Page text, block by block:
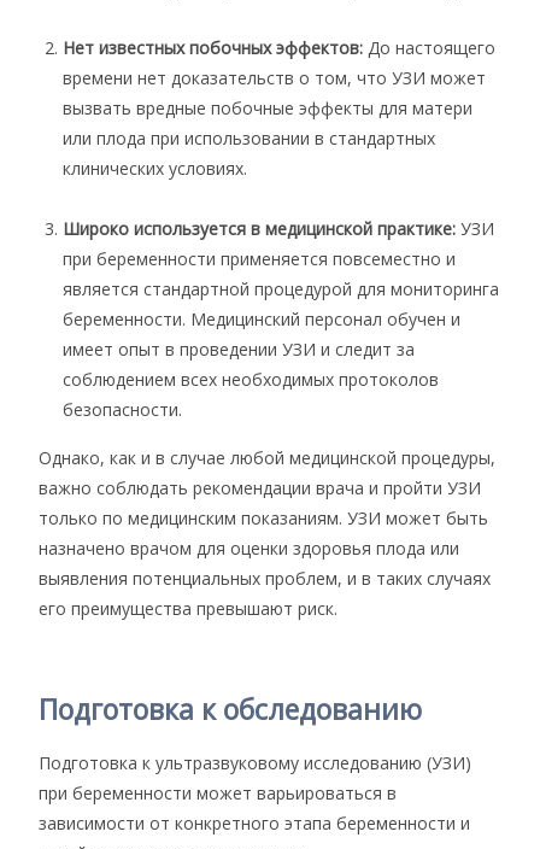
Нет известных побочных эффектов: До настоящего
времени нет доказательств о том, что УЗИ может
вызвать вредные побочные эффекты для матери
или плода при использовании в стандартных
клинических условиях.
Широко используется в медицинской практике: УЗИ
при беременности применяется повсеместно и
является стандартной процедурой для мониторинга
беременности. Медицинский персонал обучен и
имеет опыт в проведении УЗИ и следит за
соблюдением всех необходимых протоколов
безопасности.
Однако, как и в случае любой медицинской процедуры,
важно соблюдать рекомендации врача и пройти УЗИ
только по медицинским показаниям. УЗИ может быть
назначено врачом для оценки здоровья плода или
выявления потенциальных проблем, и в таких случаях
его преимущества превышают риск.
Подготовка к обследованию
Подготовка к ультразвуковому исследованию (УЗИ)
при беременности может варьироваться в
зависимости от конкретного этапа беременности и